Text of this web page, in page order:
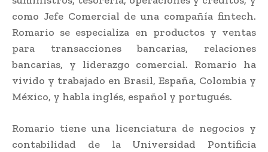
como Jefe Comercial de una compañía fintech.
Romario se especializa en productos y ventas
para transacciones bancarias, relaciones
bancarias, y liderazgo comercial. Romario ha
vivido y trabajado en Brasil, España, Colombia y
México, y habla inglés, español y portugués.
Romario tiene una licenciatura de negocios y
contabilidad de la Universidad Pontificia